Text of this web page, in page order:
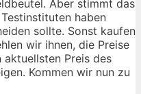
Aber stimmt das
haben
sollte. Sonst kaufen
wir ihnen, die Preise
aktuellsten Preis des
Kommen wir nun zu